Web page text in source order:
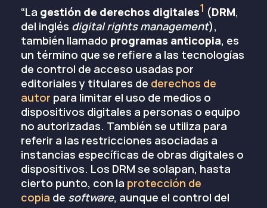
“La gestión de derechos digitales1 ​ (DRM,
del inglés digital rights management),
también llamado programas anticopia, es
un término que se refiere a las tecnologías
de control de acceso usadas por
editoriales y titulares de derechos de
autor para limitar el uso de medios o
dispositivos digitales a personas o equipo
no autorizadas. También se utiliza para
referir a las restricciones asociadas a
instancias específicas de obras digitales o
dispositivos. Los DRM se solapan, hasta
cierto punto, con la protección de
copia de software, aunque el control del